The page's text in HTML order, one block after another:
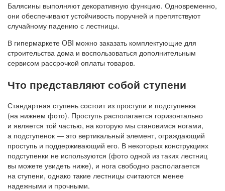
Балясины выполняют декоративную функцию. Одновременно,
они обеспечивают устойчивость поручней и препятствуют
случайному падению с лестницы.
В гипермаркете OBI можно заказать комплектующие для
строительства дома и воспользоваться дополнительным
сервисом рассрочкой оплаты товаров.
Что представляют собой ступени
Стандартная ступень состоит из проступи и подступенка
(на нижнем фото). Проступь располагается горизонтально
и является той частью, на которую мы становимся ногами,
а подступенок — это вертикальный элемент, ограждающий
проступь и поддерживающий его. В некоторых конструкциях
подступенки не используются (фото одной из таких лестниц
вы можете увидеть ниже), и нога свободно располагается
на ступени, однако такие лестницы считаются менее
надежными и прочными.